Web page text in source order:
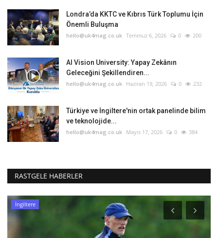
Londra’da KKTC ve Kıbrıs Türk Toplumu İçin
Önemli Buluşma
hello@uk4mag.co.uk Temmuz 6, 2026 0 200
AI Vision University: Yapay Zekânın
Geleceğini Şekillendiren...
hello@uk4mag.co.uk Haziran 19, 2026 0 232
Türkiye ve İngiltere'nin ortak panelinde bilim
ve teknolojide...
hello@uk4mag.co.uk Mayıs 17, 2026 0 384
RASTGELE HABERLER
İngiltere